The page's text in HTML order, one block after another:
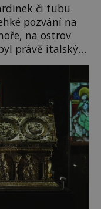
či tubu
pozvání na
na ostrov
právě italský
moře
pro Sardinii
Na